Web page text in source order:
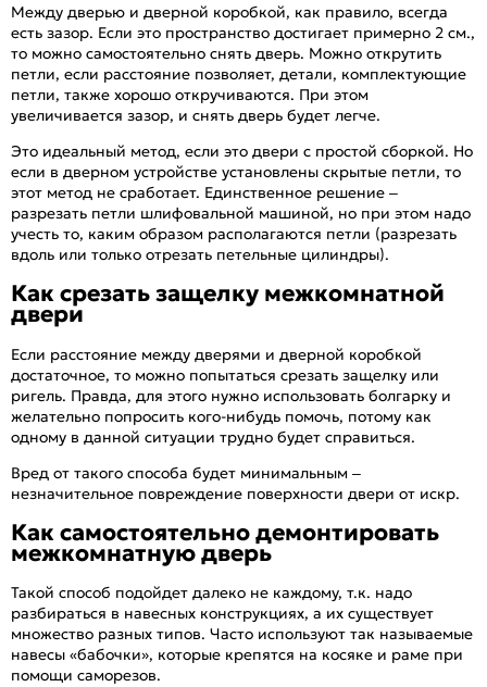
Между дверью и дверной коробкой, как правило, всегда
есть зазор. Если это пространство достигает примерно 2 см.,
то можно самостоятельно снять дверь. Можно открутить
петли, если расстояние позволяет, детали, комплектующие
петли, также хорошо откручиваются. При этом
увеличивается зазор, и снять дверь будет легче.
Это идеальный метод, если это двери с простой сборкой. Но
если в дверном устройстве установлены скрытые петли, то
этот метод не сработает. Единственное решение –
разрезать петли шлифовальной машиной, но при этом надо
учесть то, каким образом располагаются петли (разрезать
вдоль или только отрезать петельные цилиндры).
Как срезать защелку межкомнатной
двери
Если расстояние между дверями и дверной коробкой
достаточное, то можно попытаться срезать защелку или
ригель. Правда, для этого нужно использовать болгарку и
желательно попросить кого-нибудь помочь, потому как
одному в данной ситуации трудно будет справиться.
Вред от такого способа будет минимальным –
незначительное повреждение поверхности двери от искр.
Как самостоятельно демонтировать
межкомнатную дверь
Такой способ подойдет далеко не каждому, т.к. надо
разбираться в навесных конструкциях, а их существует
множество разных типов. Часто используют так называемые
навесы «бабочки», которые крепятся на косяке и раме при
помощи саморезов.